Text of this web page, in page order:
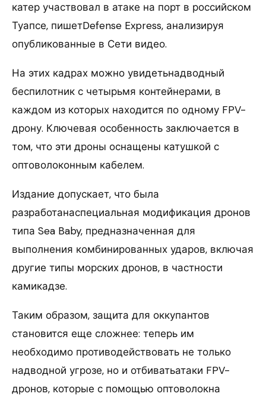
катер участвовал в атаке на порт в российском
Туапсе, пишетDefense Express, анализируя
опубликованные в Сети видео.
На этих кадрах можно увидетьнадводный
беспилотник с четырьмя контейнерами, в
каждом из которых находится по одному FPV-
дрону. Ключевая особенность заключается в
том, что эти дроны оснащены катушкой с
оптоволоконным кабелем.
Издание допускает, что была
разработанаспециальная модификация дронов
типа Sea Baby, предназначенная для
выполнения комбинированных ударов, включая
другие типы морских дронов, в частности
камикадзе.
Таким образом, защита для оккупантов
становится еще сложнее: теперь им
необходимо противодействовать не только
надводной угрозе, но и отбиватьатаки FPV-
дронов, которые с помощью оптоволокна